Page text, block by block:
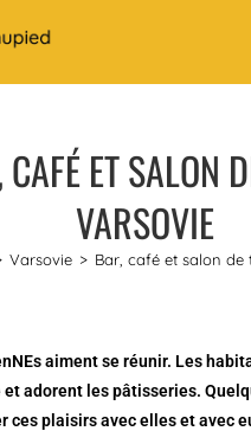
ET SALON
VARSOVIE
Varsovie > Bar, café et salon de
aiment se réunir. Les
adorent les pâtisseries.
ces plaisirs avec elles et avec